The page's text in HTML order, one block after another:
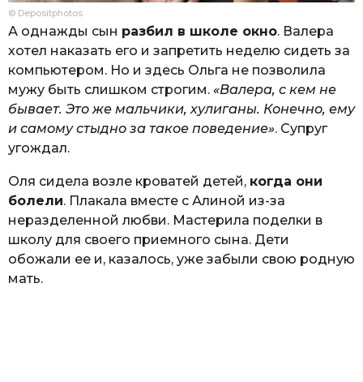
© Depositphotos
А однажды сын разбил в школе окно. Валера
хотел наказать его и запретить неделю сидеть за
компьютером. Но и здесь Ольга не позволила
мужу быть слишком строгим. «Валера, с кем не
бывает. Это же мальчики, хулиганы. Конечно, ему
и самому стыдно за такое поведение». Супруг
угождал.
Оля сидела возле кроватей детей, когда они
болели. Плакала вместе с Алиной из-за
неразделенной любви. Мастерила поделки в
школу для своего приемного сына. Дети
обожали ее и, казалось, уже забыли свою родную
мать.